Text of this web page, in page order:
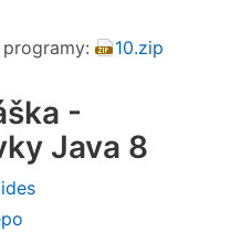
10.zip
-
Java 8